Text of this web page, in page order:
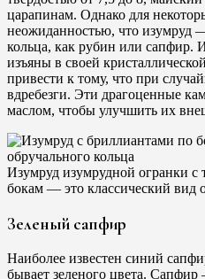
царапинам. Однако для
неожиданностью, что изумруд
кольца, как рубин или сапфир.
изъяны в своей
привести к тому, что при
вдребезги. Эти драгоценные
маслом, чтобы улучшить их
Изумруд изумрудной огранки
бокам — это классический вид
Зеленый сапфир
Наиболее известен синий
бывает зеленого цвета.